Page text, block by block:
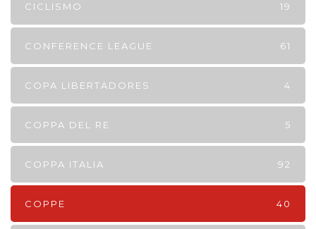
CICLISMO 19
CONFERENCE LEAGUE 61
COPA LIBERTADORES 4
COPPA DEL RE 5
COPPA ITALIA 92
COPPE 40